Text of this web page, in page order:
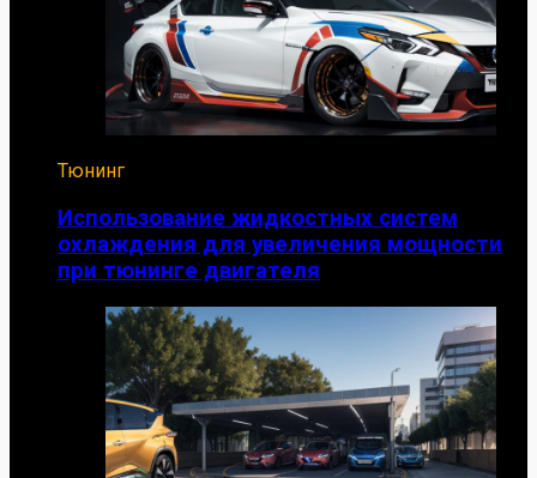
Тюнинг
Использование жидкостных систем
охлаждения для увеличения мощности
при тюнинге двигателя